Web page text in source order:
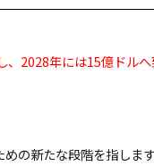
2028年には15億ドル
の新たな段階を指します